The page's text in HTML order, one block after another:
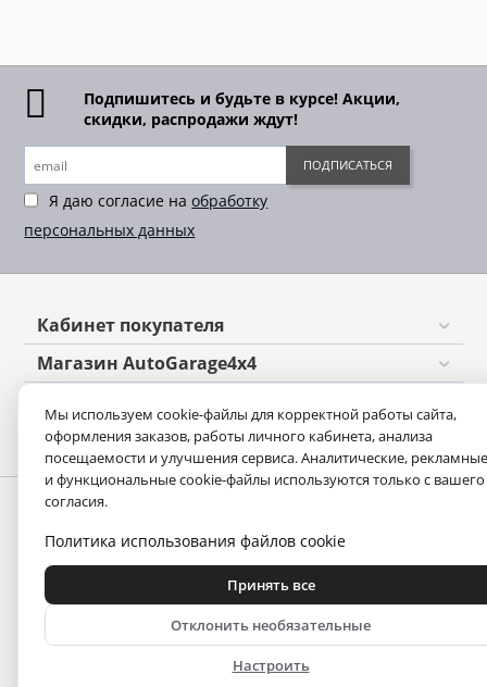
Подпишитесь и будьте в курсе! Акции,
скидки, распродажи ждут!
Я даю согласие наобработку
персональных данных
ПОДПИСАТЬСЯ
Кабинет покупателя
Магазин AutoGarage4x4
Контакты
Согласие на обработку персональных данных
Мы используем cookie-файлы для корректной работы сайта,
оформления заказов, работы личного кабинета, анализа
посещаемости и улучшения сервиса. Аналитические, рекламные
и функциональные cookie-файлы используются только с вашего
согласия.
Политика использования файлов cookie
Принять все
Отклонить необязательные
Настроить